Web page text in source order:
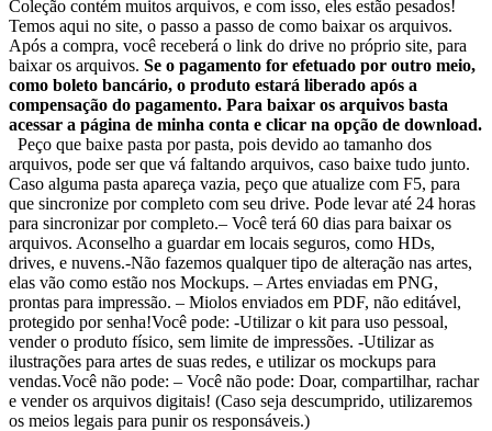
Coleção contém muitos arquivos, e com isso, eles estão pesados!
Temos aqui no site, o passo a passo de como baixar os arquivos.
Após a compra, você receberá o link do drive no próprio site, para
baixar os arquivos. Se o pagamento for efetuado por outro meio,
como boleto bancário, o produto estará liberado após a
compensação do pagamento. Para baixar os arquivos basta
acessar a página de minha conta e clicar na opção de download.
Peço que baixe pasta por pasta, pois devido ao tamanho dos
arquivos, pode ser que vá faltando arquivos, caso baixe tudo junto.
Caso alguma pasta apareça vazia, peço que atualize com F5, para
que sincronize por completo com seu drive. Pode levar até 24 horas
para sincronizar por completo.– Você terá 60 dias para baixar os
arquivos. Aconselho a guardar em locais seguros, como HDs,
drives, e nuvens.-Não fazemos qualquer tipo de alteração nas artes,
elas vão como estão nos Mockups. – Artes enviadas em PNG,
prontas para impressão. – Miolos enviados em PDF, não editável,
protegido por senha!Você pode: -Utilizar o kit para uso pessoal,
vender o produto físico, sem limite de impressões. -Utilizar as
ilustrações para artes de suas redes, e utilizar os mockups para
vendas.Você não pode: – Você não pode: Doar, compartilhar, rachar
e vender os arquivos digitais! (Caso seja descumprido, utilizaremos
os meios legais para punir os responsáveis.)